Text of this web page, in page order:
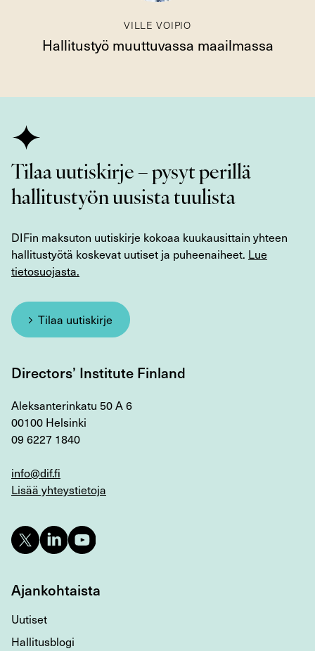
VILLE VOIPIO
Hallitustyö muuttuvassa maailmassa
Tilaa uutiskirje – pysyt perillä
hallitustyön uusista tuulista
DIFin maksuton uutiskirje kokoaa kuukausittain yhteen
hallitustyötä koskevat uutiset ja puheenaiheet. Lue
tietosuojasta.
Tilaa uutiskirje
Directors’ Institute Finland
Aleksanterinkatu 50 A 6
00100 Helsinki
09 6227 1840
info@dif.fi
Lisää yhteystietoja
Ajankohtaista
Uutiset
Hallitusblogi